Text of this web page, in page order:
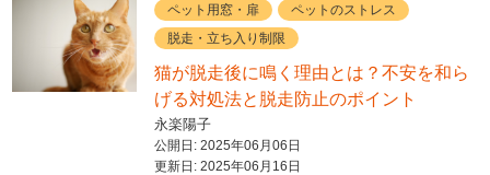
ペット用窓・扉
ペットのストレス
脱走・立ち入り制限
猫が脱走後に鳴く理由とは？不安を和ら
げる対処法と脱走防止のポイント
永楽陽子
公開日: 2025年06月06日
更新日: 2025年06月16日